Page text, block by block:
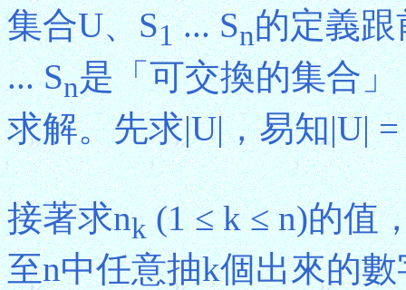
集合U、S1... Sn的定義跟
... Sn是「可交換的集合
求解。先求|U|，易知|U|
接著求nk(1 ≤ k ≤ n)的值
至n中任意抽k個出來的